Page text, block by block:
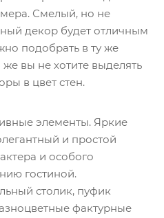
Смелый, но не
декор будет отличным
подобрать в ту же
вы не хотите выделять
в цвет стен.
элементы. Яркие
и простой
и особого
гостиной.
столик, пуфик
фактурные